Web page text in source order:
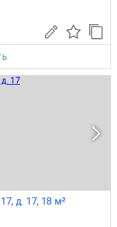
д. 17, 18 м²